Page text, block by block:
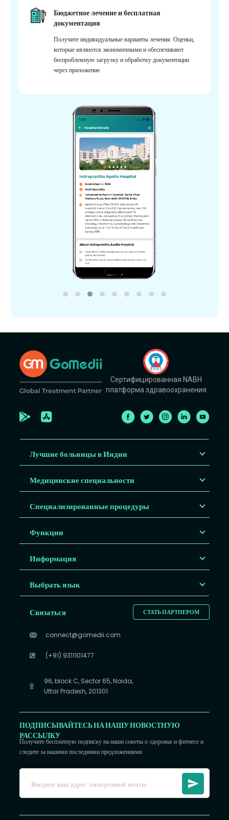
Бюджетное лечение и бесплатная
документация
Получите индивидуальные варианты лечения. Оценки,
которые являются экономичными и обеспечивают
беспроблемную загрузку и обработку документации
через приложение.
Сертифицированная NABH
платформа здравоохранения
Лучшие больницы в Индии
Медицинские специальности
Специализированные процедуры
Функции
Информация
Выбрать язык
СТАТЬ ПАРТНЕРОМ
Связаться
connect@gomedii.com
(+91) 9311101477
96, block C, Sector 65, Noida,
Uttar Pradesh, 201301
ПОДПИСЫВАЙТЕСЬ НА НАШУ НОВОСТНУЮ
РАССЫЛКУ
Получите бесплатную подписку на наши советы о здоровье и фитнесе и
следите за нашими последними предложениями